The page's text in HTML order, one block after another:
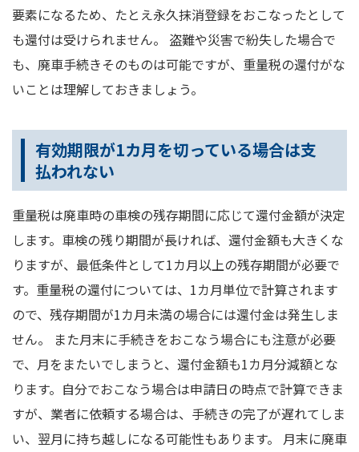
要素になるため、たとえ永久抹消登録をおこなったとして
も還付は受けられません。 盗難や災害で紛失した場合で
も、廃車手続きそのものは可能ですが、重量税の還付がな
いことは理解しておきましょう。
有効期限が1カ月を切っている場合は支
払われない
重量税は廃車時の車検の残存期間に応じて還付金額が決定
します。車検の残り期間が長ければ、還付金額も大きくな
りますが、最低条件として1カ月以上の残存期間が必要で
す。重量税の還付については、1カ月単位で計算されます
ので、残存期間が1カ月未満の場合には還付金は発生しま
せん。 また月末に手続きをおこなう場合にも注意が必要
で、月をまたいでしまうと、還付金額も1カ月分減額とな
ります。自分でおこなう場合は申請日の時点で計算できま
すが、業者に依頼する場合は、手続きの完了が遅れてしま
い、翌月に持ち越しになる可能性もあります。 月末に廃車